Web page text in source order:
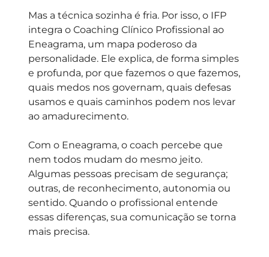
Mas a técnica sozinha é fria. Por isso, o IFP
integra o Coaching Clínico Profissional ao
Eneagrama, um mapa poderoso da
personalidade. Ele explica, de forma simples
e profunda, por que fazemos o que fazemos,
quais medos nos governam, quais defesas
usamos e quais caminhos podem nos levar
ao amadurecimento.
Com o Eneagrama, o coach percebe que
nem todos mudam do mesmo jeito.
Algumas pessoas precisam de segurança;
outras, de reconhecimento, autonomia ou
sentido. Quando o profissional entende
essas diferenças, sua comunicação se torna
mais precisa.